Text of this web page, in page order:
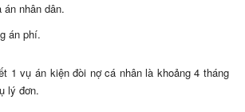
án nhân dân.
án phí.
1 vụ án kiện đòi nợ cá nhân là khoảng 4 tháng
lý đơn.